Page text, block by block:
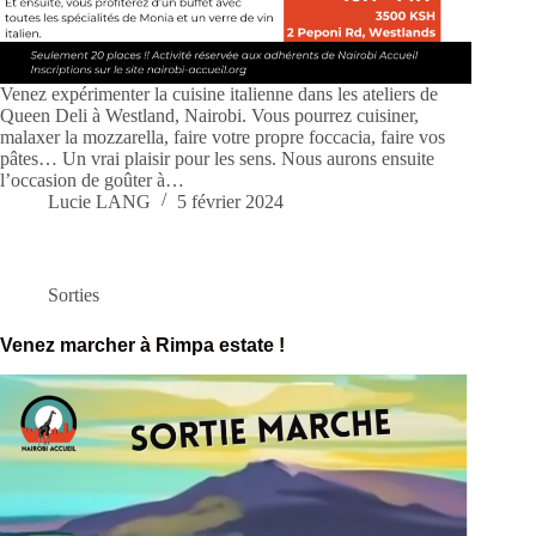
Venez expérimenter la cuisine italienne dans les ateliers de
Queen Deli à Westland, Nairobi. Vous pourrez cuisiner,
malaxer la mozzarella, faire votre propre foccacia, faire vos
pâtes… Un vrai plaisir pour les sens. Nous aurons ensuite
l’occasion de goûter à…
Lucie LANG
5 février 2024
Sorties
Venez marcher à Rimpa estate !